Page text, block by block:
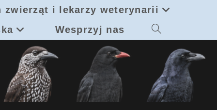
i lekarzy weterynarii
Wesprzyj nas Toggle
website
search